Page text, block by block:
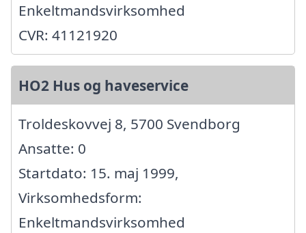
Enkeltmandsvirksomhed
CVR: 41121920
HO2 Hus og haveservice
Troldeskovvej 8, 5700 Svendborg
Ansatte: 0
Startdato: 15. maj 1999,
Virksomhedsform:
Enkeltmandsvirksomhed